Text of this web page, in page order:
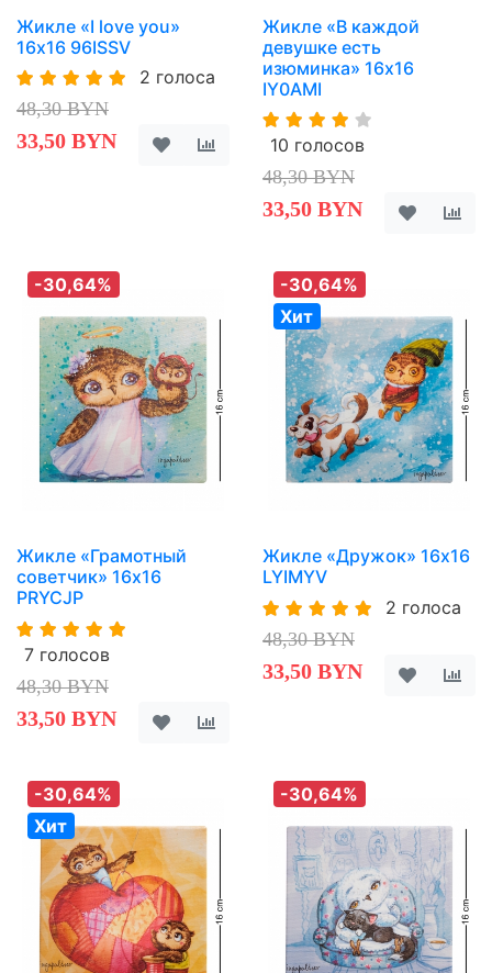
Жикле «I love you»
16х16 96ISSV
2 голоса
48,30 BYN
33,50 BYN
Жикле «В каждой
девушке есть
изюминка» 16х16
IY0AMI
10 голосов
48,30 BYN
33,50 BYN
-30,64%
Жикле «Грамотный
советчик» 16х16
PRYCJP
7 голосов
48,30 BYN
33,50 BYN
-30,64%
Хит
Жикле «Дружок» 16х16
LYIMYV
2 голоса
48,30 BYN
33,50 BYN
-30,64%
Хит
-30,64%